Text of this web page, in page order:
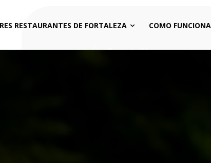
RESTAURANTES DE FORTALEZA COMO